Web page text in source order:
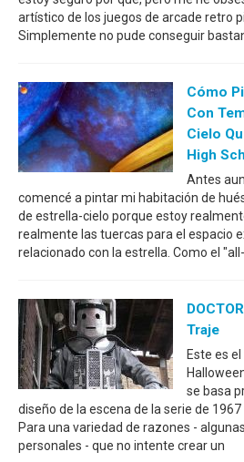
artístico de los juegos de arcade retro
Simplemente no pude conseguir
Cómo
Con
Cielo
High
Antes
comencé a pintar mi habitación de
de estrella-cielo porque estoy
realmente las tuercas para el espacio
relacionado con la estrella. Como el
Traje
Este es
se basa
diseño de la escena de la serie de 1967
Para una variedad de razones -
personales - que no intente crear un